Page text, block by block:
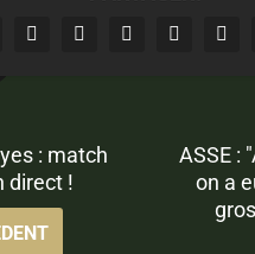
: match
direct !
ASSE :
on a